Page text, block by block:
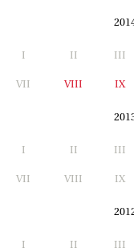
I II III
VII VIII IX
I II III
VII VIII IX
I II III